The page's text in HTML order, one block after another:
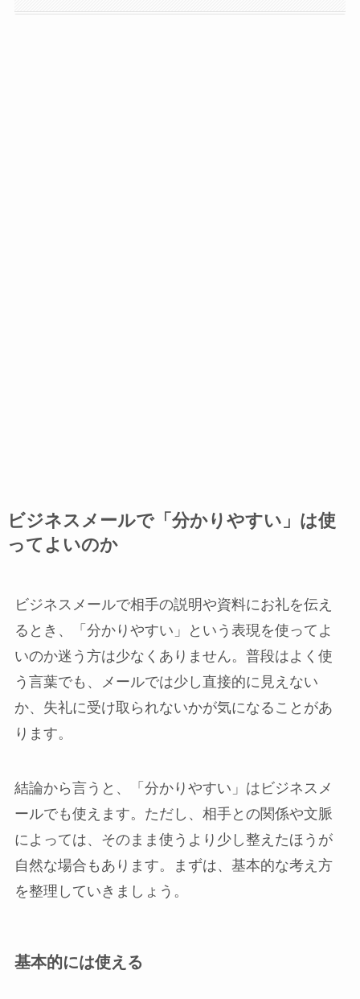
ビジネスメールで「分かりやすい」は使
ってよいのか
ビジネスメールで相手の説明や資料にお礼を伝え
るとき、「分かりやすい」という表現を使ってよ
いのか迷う方は少なくありません。普段はよく使
う言葉でも、メールでは少し直接的に見えない
か、失礼に受け取られないかが気になることがあ
ります。
結論から言うと、「分かりやすい」はビジネスメ
ールでも使えます。ただし、相手との関係や文脈
によっては、そのまま使うより少し整えたほうが
自然な場合もあります。まずは、基本的な考え方
を整理していきましょう。
基本的には使える